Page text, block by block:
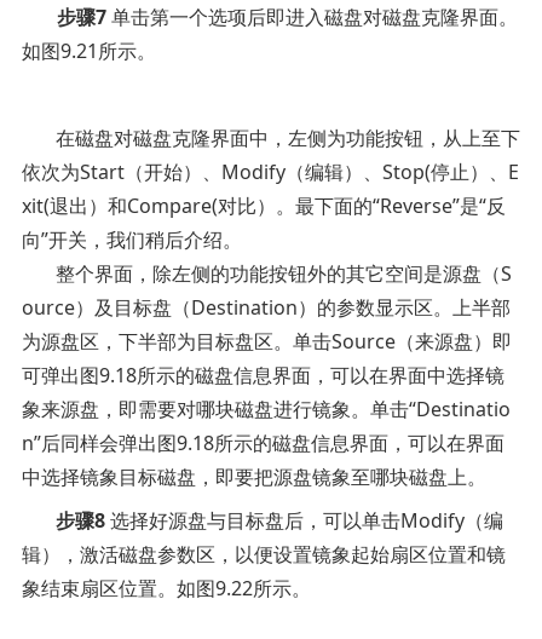
步骤7单击第一个选项后即进入磁盘对磁盘克隆界面。
如图9.21所示。
在磁盘对磁盘克隆界面中，左侧为功能按钮，从上至下
依次为Start（开始）、 Modify（编辑）、 Stop(停止）、 E
xit(退出）和Compare(对比）。最下面的“Reverse”是“反
向”开关，我们稍后介绍。
整个界面，除左侧的功能按钮外的其它空间是源盘（S
ource）及目标盘（Destination）的参数显示区。上半部
为源盘区，下半部为目标盘区。单击Source（来源盘）即
可弹出图9.18所示的磁盘信息界面，可以在界面中选择镜
象来源盘，即需要对哪块磁盘进行镜象。单击“Destinatio
n”后同样会弹出图9.18所示的磁盘信息界面，可以在界面
中选择镜象目标磁盘，即要把源盘镜象至哪块磁盘上。
步骤8选择好源盘与目标盘后，可以单击Modify （编
辑），激活磁盘参数区，以便设置镜象起始扇区位置和镜
象结束扇区位置。如图9.22所示。